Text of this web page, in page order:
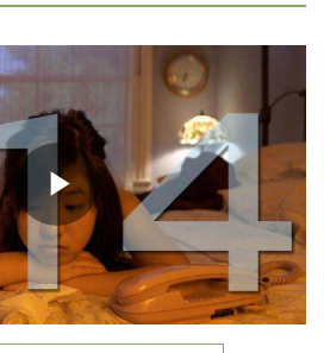
Play
Video